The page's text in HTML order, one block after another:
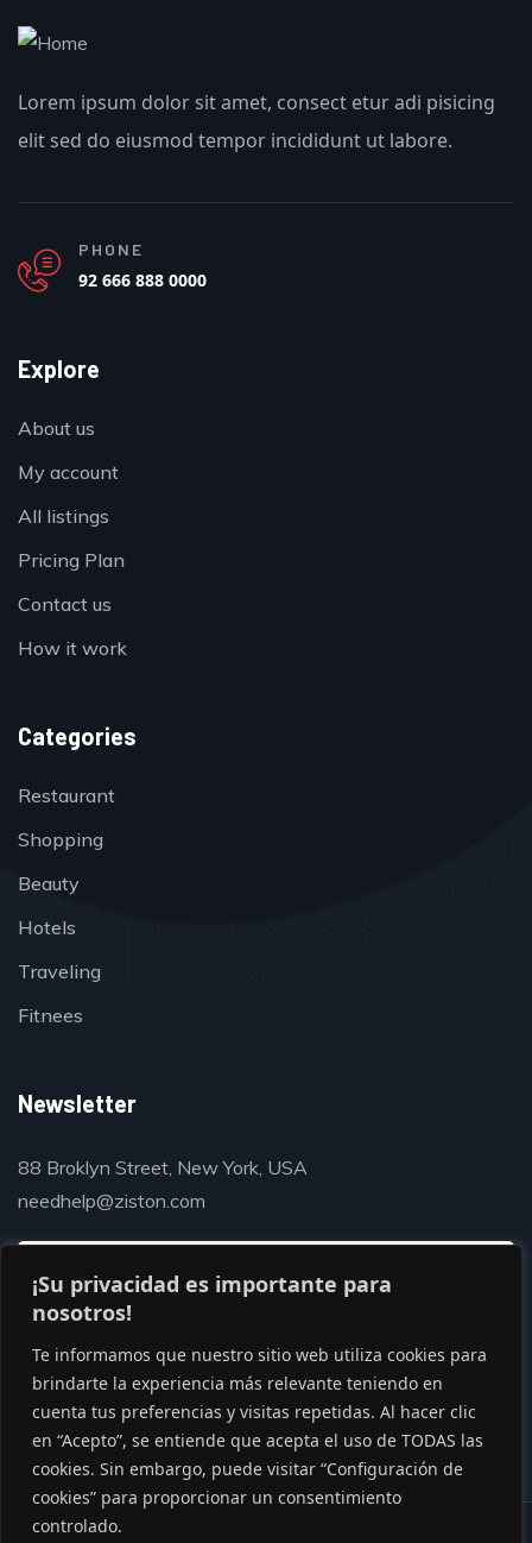
¡Su privacidad es importante para
nosotros!
Te informamos que nuestro sitio web utiliza cookies para
brindarte la experiencia más relevante teniendo en
cuenta tus preferencias y visitas repetidas. Al hacer clic
en “Acepto”, se entiende que acepta el uso de TODAS las
cookies. Sin embargo, puede visitar “Configuración de
cookies” para proporcionar un consentimiento
controlado.
Lorem ipsum dolor sit amet, consect etur adi pisicing
elit sed do eiusmod tempor incididunt ut labore.
PHONE
92 666 888 0000
Explore
About us
My account
All listings
Pricing Plan
Contact us
How it work
Categories
Restaurant
Shopping
Beauty
Hotels
Traveling
Fitnees
Newsletter
88 Broklyn Street, New York, USA
needhelp@ziston.com